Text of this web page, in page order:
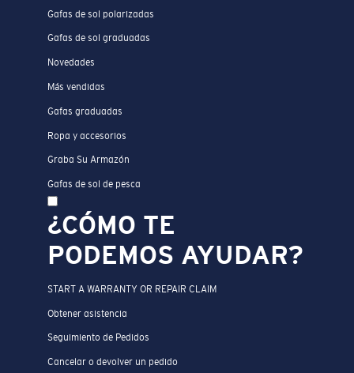
Gafas de sol polarizadas
Gafas de sol graduadas
Novedades
Más vendidas
Gafas graduadas
Ropa y accesorios
Graba Su Armazón
Gafas de sol de pesca
¿CÓMO TE
PODEMOS AYUDAR?
START A WARRANTY OR REPAIR CLAIM
Obtener asistencia
Seguimiento de Pedidos
Cancelar o devolver un pedido